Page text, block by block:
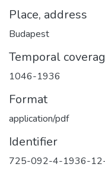
Place, address
Budapest
Temporal
1046-1936
Format
application/pdf
Identifier
725-092-4-1936-